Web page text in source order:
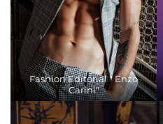
Fashion Editorial " Enzo
Carini"